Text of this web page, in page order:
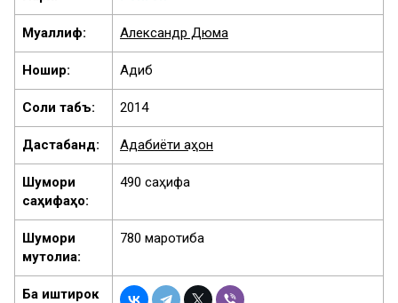
Муаллиф: Александр Дюма
Ношир: Адиб
Соли табъ: 2014
Дастабандӣ: Адабиёти ҷаҳон
Шумори
саҳифаҳо:
490 саҳифа
Шумори
мутолиа:
780 маротиба
Ба иштирок